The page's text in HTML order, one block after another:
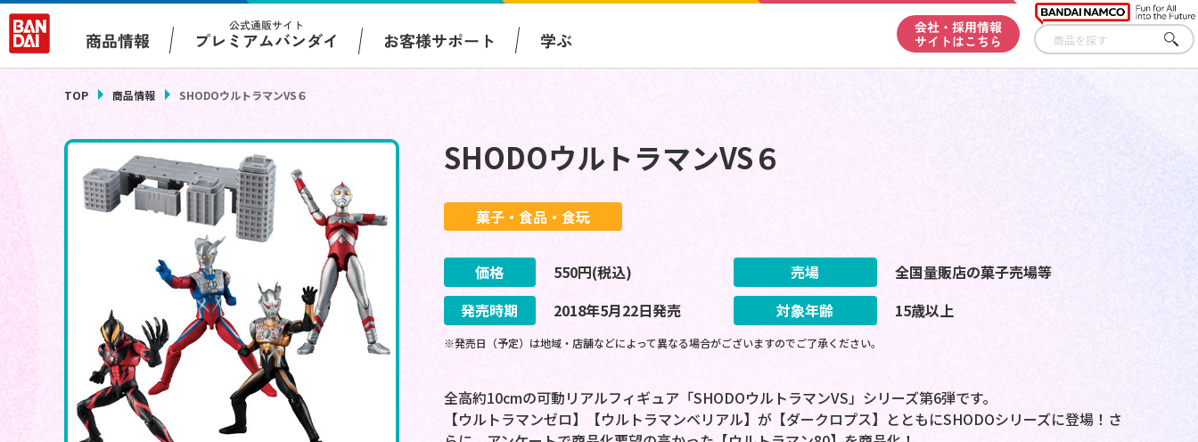
商品情報
公式通販サイト
プレミアムバンダイ お客様サポート 学ぶ
会社・採用情報
サイトはこちら
さが
す
TOP 商品情報 SHODOウルトラマンVS６
SHODOウルトラマンVS６
菓子・食品・食玩
価格 550円(税込) 売場
全国量販店の菓子売場等
発売時期
2018年5月22日発売 対象年齢 15歳以上
※発売日（予定）は地域・店舗などによって異なる場合がございますのでご了承ください。
全高約10cmの可動リアルフィギュア「SHODOウルトラマンVS」シリーズ第6弾です。
【ウルトラマンゼロ】【ウルトラマンベリアル】が【ダークロプス】とともにSHODOシリーズに登場！さ